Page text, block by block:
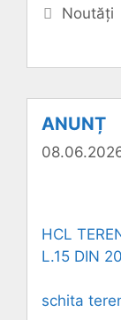
Categorii
Noutăți
ANUNȚ
HCL
L.15 DIN
schita